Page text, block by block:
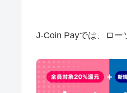
J-Coin Payでは、ロー